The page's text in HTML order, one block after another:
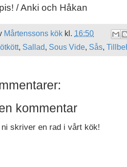
/ Anki och Håkan
Mårtenssons kök kl. 16:50
, Sallad, Sous Vide, Sås,
kommentar
skriver en rad i vårt kök!